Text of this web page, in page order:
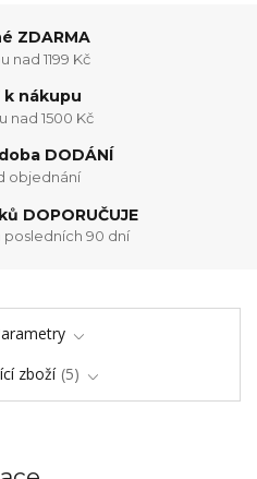
ZDARMA
nad 1199 Kč
k nákupu
nad 1500 Kč
DODÁNÍ
objednání
DOPORUČUJE
posledních 90 dní
zboží 5